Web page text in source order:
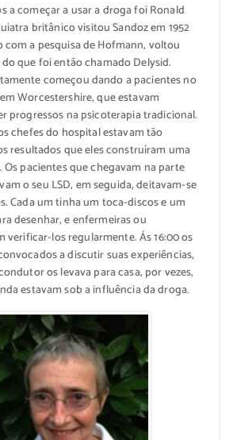
a começar a usar a droga foi Ronald
britânico visitou Sandoz em 1952
com a pesquisa de Hofmann, voltou
que foi então chamado Delysid.
começou dando a pacientes no
Worcestershire, que estavam
progressos na psicoterapia tradicional.
chefes do hospital estavam tão
resultados que eles construíram uma
Os pacientes que chegavam na parte
o seu LSD, em seguida, deitavam-se
Cada um tinha um toca-discos e um
desenhar, e enfermeiras ou
verificar-los regularmente. Ás 16:00 os
a discutir suas experiências,
os levava para casa, por vezes,
estavam sob a influência da droga.